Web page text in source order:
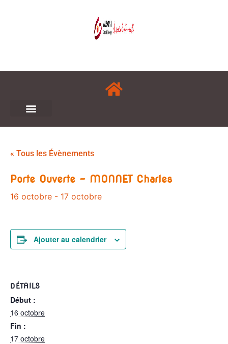
« Tous les Évènements
Porte Ouverte – MONNET Charles
16 octobre - 17 octobre
Ajouter au calendrier
DÉTAILS
Début :
16 octobre
Fin :
17 octobre